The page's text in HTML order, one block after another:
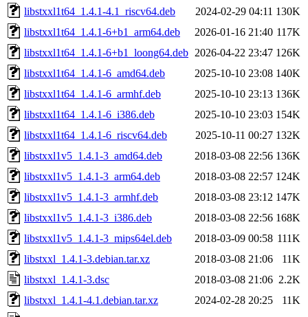
libstxxl1t64_1.4.1-4.1_riscv64.deb
2024-02-29 04:11 130K
libstxxl1t64_1.4.1-6+b1_arm64.deb
2026-01-16 21:40 117K
libstxxl1t64_1.4.1-6+b1_loong64.deb 2026-04-22 23:47 126K
libstxxl1t64_1.4.1-6_amd64.deb
2025-10-10 23:08 140K
libstxxl1t64_1.4.1-6_armhf.deb
2025-10-10 23:13 136K
libstxxl1t64_1.4.1-6_i386.deb
2025-10-10 23:03 154K
libstxxl1t64_1.4.1-6_riscv64.deb
2025-10-11 00:27 132K
libstxxl1v5_1.4.1-3_amd64.deb
2018-03-08 22:56 136K
libstxxl1v5_1.4.1-3_arm64.deb
2018-03-08 22:57 124K
libstxxl1v5_1.4.1-3_armhf.deb
2018-03-08 23:12 147K
libstxxl1v5_1.4.1-3_i386.deb
2018-03-08 22:56 168K
libstxxl1v5_1.4.1-3_mips64el.deb
2018-03-09 00:58 111K
libstxxl_1.4.1-3.debian.tar.xz
2018-03-08 21:06
11K
libstxxl_1.4.1-3.dsc
2018-03-08 21:06 2.2K
libstxxl_1.4.1-4.1.debian.tar.xz
2024-02-28 20:25
11K